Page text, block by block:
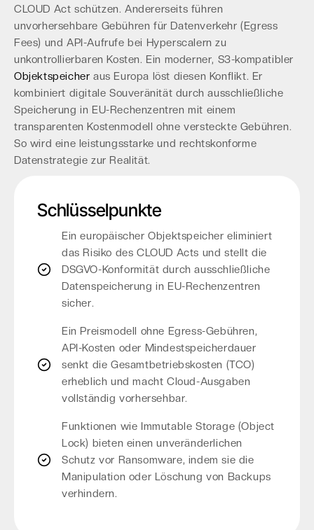
CLOUD Act schützen. Andererseits führen
unvorhersehbare Gebühren für Datenverkehr (Egress
Fees) und API-Aufrufe bei Hyperscalern zu
unkontrollierbaren Kosten. Ein moderner, S3-kompatibler
Objektspeicher aus Europa löst diesen Konflikt. Er
kombiniert digitale Souveränität durch ausschließliche
Speicherung in EU-Rechenzentren mit einem
transparenten Kostenmodell ohne versteckte Gebühren.
So wird eine leistungsstarke und rechtskonforme
Datenstrategie zur Realität.
Schlüsselpunkte
Ein europäischer Objektspeicher eliminiert
das Risiko des CLOUD Acts und stellt die
DSGVO-Konformität durch ausschließliche
Datenspeicherung in EU-Rechenzentren
sicher.
Ein Preismodell ohne Egress-Gebühren,
API-Kosten oder Mindestspeicherdauer
senkt die Gesamtbetriebskosten (TCO)
erheblich und macht Cloud-Ausgaben
vollständig vorhersehbar.
Funktionen wie Immutable Storage (Object
Lock) bieten einen unveränderlichen
Schutz vor Ransomware, indem sie die
Manipulation oder Löschung von Backups
verhindern.